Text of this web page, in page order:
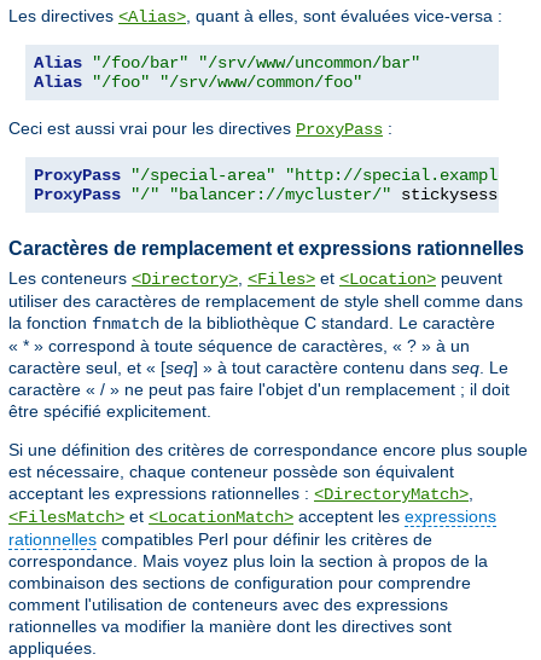
Les directives <Alias> , quant à elles, sont évaluées vice-versa :
Alias "/foo/bar"
"/srv/www/uncommon/bar"
Alias
"/foo" "/srv/www/common/foo"
Ceci est aussi vrai pour les directives ProxyPass :
ProxyPass "/special-area"
"http://
ProxyPass
"/" "balancer://mycluster/" stickysession
Caractères de remplacement et expressions rationnelles
Les conteneurs <Directory> <Files> et <Location> peuvent
utiliser des caractères de remplacement de style shell comme dans
la fonction fnmatch de la bibliothèque C standard. Le caractère
« * » correspond à toute séquence de caractères, « ? » à un
caractère seul, et « [seq] » à tout caractère contenu dans seq . Le
caractère « / » ne peut pas faire l'objet d'un remplacement ; il doit
être spécifié explicitement.
Si une définition des critères de correspondance encore plus souple
est nécessaire, chaque conteneur possède son équivalent
acceptant les expressions rationnelles : <DirectoryMatch>
<FilesMatch> et <LocationMatch> acceptent les expressions
rationnelles compatibles Perl pour définir les critères de
correspondance. Mais voyez plus loin la section à propos de la
combinaison des sections de configuration pour comprendre
comment l'utilisation de conteneurs avec des expressions
rationnelles va modifier la manière dont les directives sont
appliquées.